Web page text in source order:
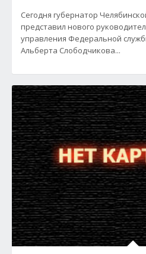
Сегодня губернатор
представил нового
управления Федеральной
Альберта Слободчикова...